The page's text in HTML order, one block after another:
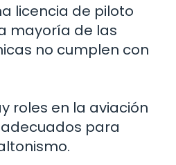
licencia de piloto
mayoría de las
no cumplen con
roles en la aviación
para